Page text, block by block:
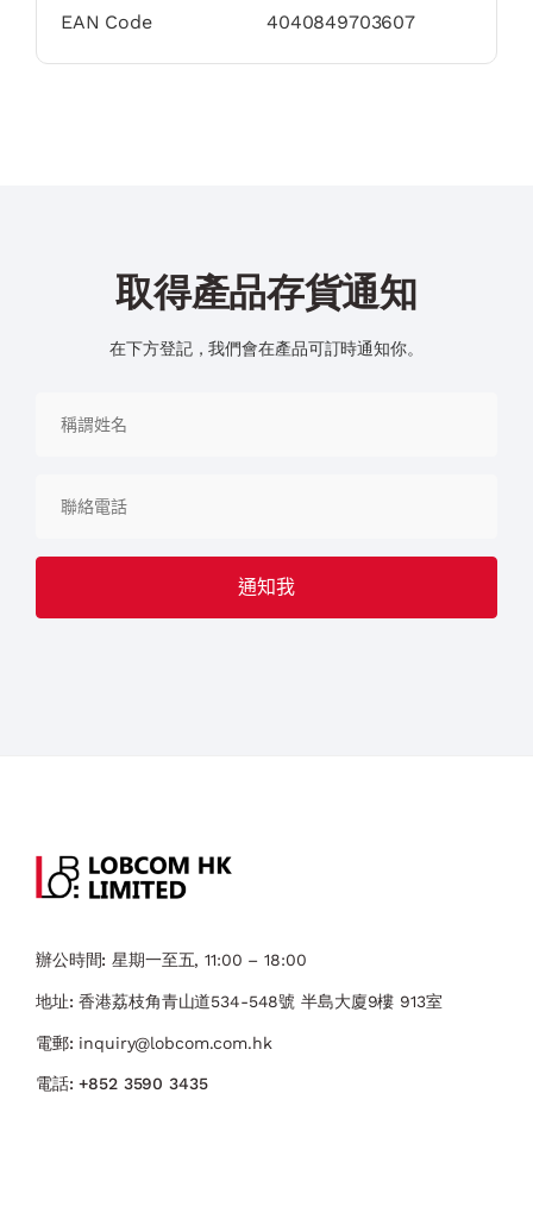
EAN Code 4040849703607
取得產品存貨通知
在下方登記，我們會在產品可訂時通知你。
辦公時間: 星期一至五, 11:00 – 18:00
地址: 香港荔枝角青山道534-548號 ​半島大廈9樓 913室
電郵: inquiry@lobcom.com.hk
電話:+852 3590 3435